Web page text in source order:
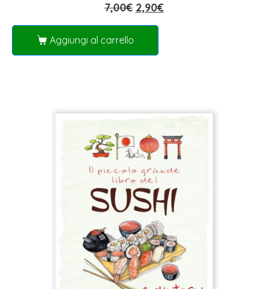
7,00€ 2,90€
Aggiungi al carrello